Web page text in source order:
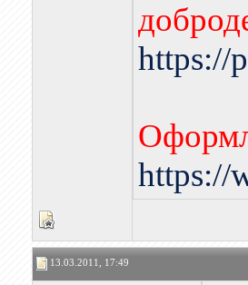
https://
https://
13.03.2011, 17:49